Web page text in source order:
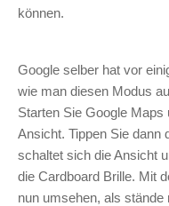
können.
Google selber hat vor
wie man diesen Modus
Starten Sie Google
Ansicht. Tippen Sie dann
schaltet sich die Ansicht
die Cardboard Brille. Mit
nun umsehen, als